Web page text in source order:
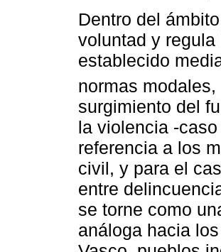
Dentro del
voluntad y
establecido
normas
surgimiento del
la violencia -
referencia a los
civil, y para el
entre
se torne como
análoga hacia